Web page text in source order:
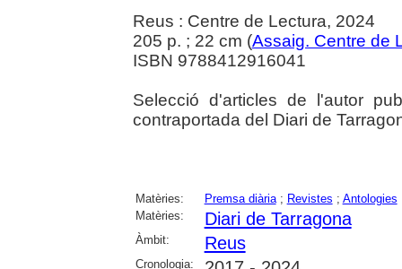
Reus : Centre de Lectura, 2024
205 p. ; 22 cm (Assaig. Centre de
ISBN 9788412916041
Selecció d'articles de l'autor
contraportada del Diari de
Matèries: Premsa diària; Revistes ; Antologies
Matèries:
Diari de Tarragona
Àmbit: Reus
Cronologia: